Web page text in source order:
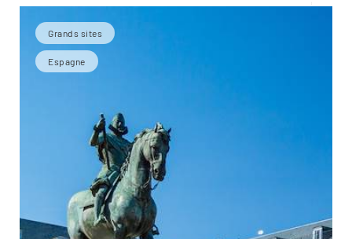
Grands sites
Espagne